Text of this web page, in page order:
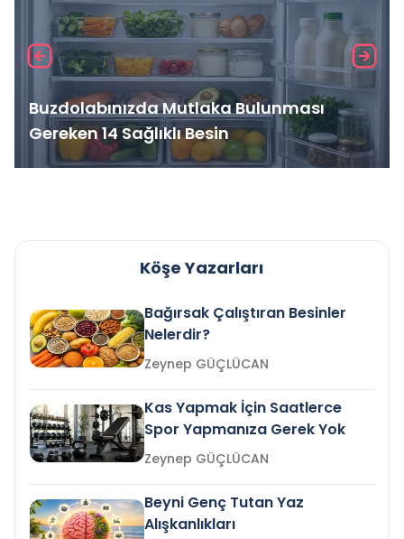
Buzdolabınızda Mutlaka Bulunması
Gereken 14 Sağlıklı Besin
Köşe Yazarları
Bağırsak Çalıştıran Besinler
Nelerdir?
Zeynep GÜÇLÜCAN
Kas Yapmak İçin Saatlerce
Spor Yapmanıza Gerek Yok
Zeynep GÜÇLÜCAN
Beyni Genç Tutan Yaz
Alışkanlıkları